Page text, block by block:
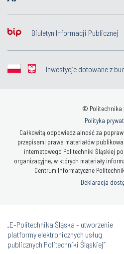
Biuletyn Informacji Publicznej
Inwestycje dotowane z
© Politechnika
Polityka
Całkowitą odpowiedzialność za
przepisami prawa materiałów
internetowego Politechniki Śląskiej
organizacyjne, w których materiały
Centrum Informatyczne
Deklaracja
„E-Politechnika Śląska - utworzenie
platformy elektronicznych usług
publicznych Politechniki Śląskiej”